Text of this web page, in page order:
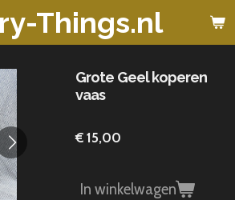
Things.nl
Grote Geel koperen
vaas
€ 15,00
In winkelwagen